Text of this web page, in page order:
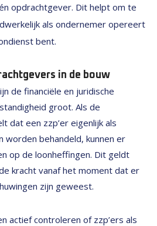
opdrachtgever. Dit helpt om te
als ondernemer opereert
bent.
in de bouw
de financiële en juridische
groot. Als de
dat een zzp’er eigenlijk als
worden behandeld, kunnen er
op de loonheffingen. Dit geldt
kracht vanaf het moment dat er
zijn geweest.
actief controleren of zzp’ers als